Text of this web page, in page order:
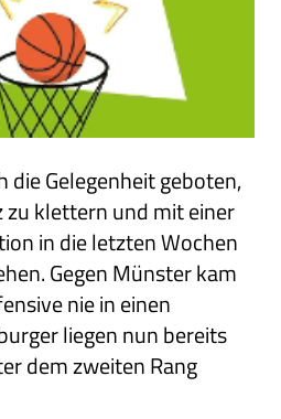
die Gelegenheit geboten,
klettern und mit einer
in die letzten Wochen
Gegen Münster kam
nie in einen
liegen nun bereits
dem zweiten Rang